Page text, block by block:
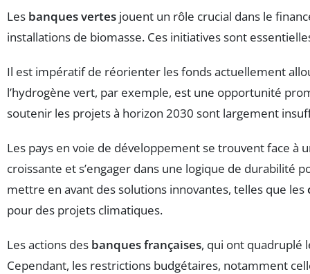
Les banques vertes jouent un rôle crucial dans le
installations de biomasse. Ces initiatives sont
Il est impératif de réorienter les fonds actuellement
l’hydrogène vert, par exemple, est une opportunité
soutenir les projets à horizon 2030 sont largement
Les pays en voie de développement se trouvent face
croissante et s’engager dans une logique de durabilité
mettre en avant des solutions innovantes, telles que les
pour des projets climatiques.
Les actions des banques françaises, qui ont quadruplé
Cependant, les restrictions budgétaires, notamment